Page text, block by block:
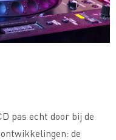
pas echt door bij de
de